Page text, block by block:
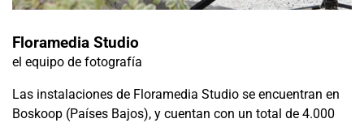
Floramedia Studio
el equipo de fotografía
Las instalaciones de Floramedia Studio se encuentran en
Boskoop (Países Bajos), y cuentan con un total de 4.000